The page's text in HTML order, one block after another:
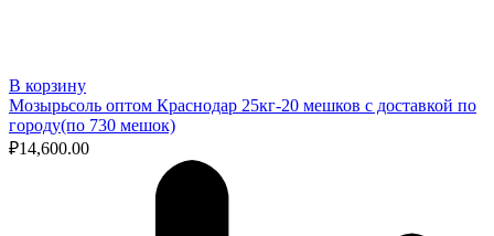
В корзину
Мозырьсоль оптом Краснодар 25кг-20 мешков с доставкой по
городу(по 730 мешок)
₽14,600.00